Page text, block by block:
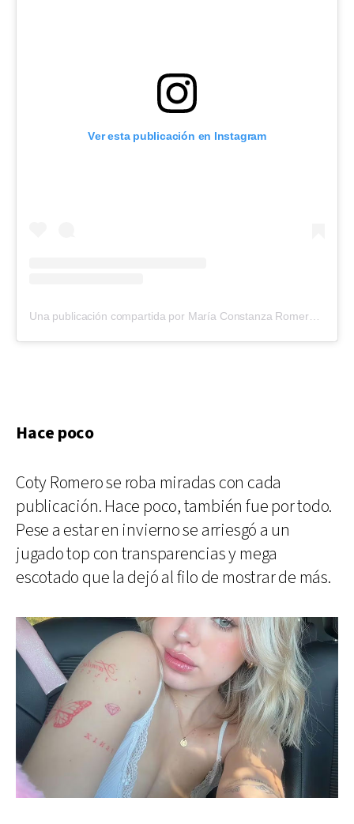
Ver esta publicación en Instagram
Hace poco
Coty Romero se roba miradas con cada
publicación. Hace poco, también fue por todo.
Pese a estar en invierno se arriesgó a un
jugado top con transparencias y mega
escotado que la dejó al filo de mostrar de más.